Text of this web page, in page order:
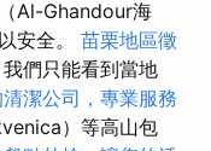
Al-Ghandour海
安全。 苗栗地區徵
們只能看到當地
潔公司，專業服務
）等高山包